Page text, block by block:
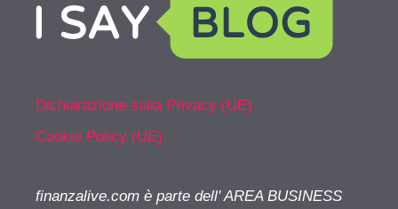
Dichiarazione sulla Privacy (UE)
Cookie Policy (UE)
finanzalive.com è parte dell' AREA BUSINESS